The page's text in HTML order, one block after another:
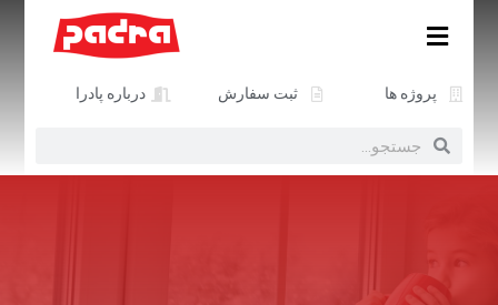
پروژه ها ثبت سفارش درباره پادرا